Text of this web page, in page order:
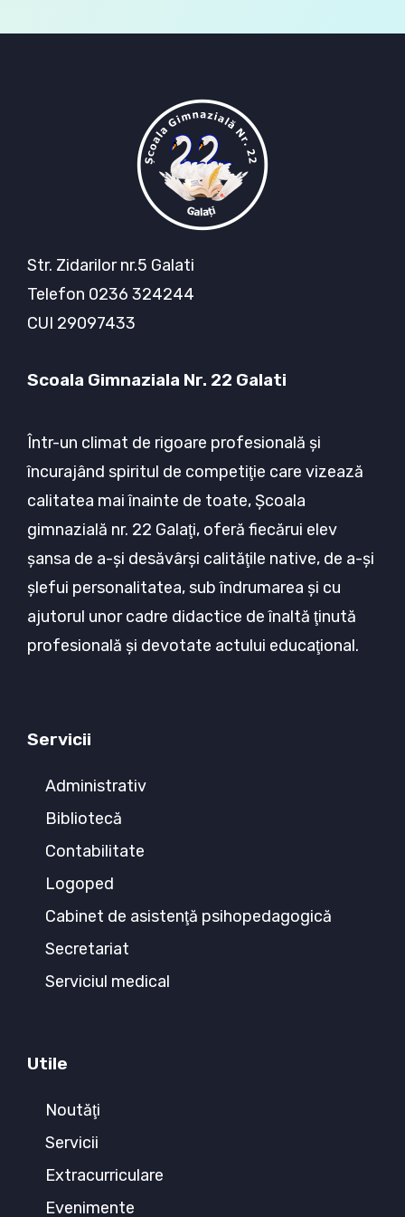
Str. Zidarilor nr.5 Galati
Telefon 0236 324244
CUI 29097433
Scoala Gimnaziala Nr. 22 Galati
Într-un climat de rigoare profesională şi
încurajând spiritul de competiţie care vizează
calitatea mai înainte de toate, Şcoala
gimnazială nr. 22 Galaţi, oferă fiecărui elev
şansa de a-şi desăvârşi calităţile native, de a-şi
şlefui personalitatea, sub îndrumarea şi cu
ajutorul unor cadre didactice de înaltă ţinută
profesională şi devotate actului educaţional.
Servicii
Administrativ
Bibliotecă
Contabilitate
Logoped
Cabinet de asistenţă psihopedagogică
Secretariat
Serviciul medical
Utile
Noutăţi
Servicii
Extracurriculare
Evenimente